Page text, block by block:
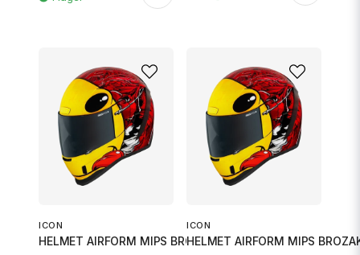
ICON
HELMET AIRFORM MIPS BROZAK RED
ICON
HELMET AIRFORM MIPS